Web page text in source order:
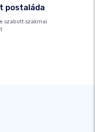
postaláda
szabott szakmai